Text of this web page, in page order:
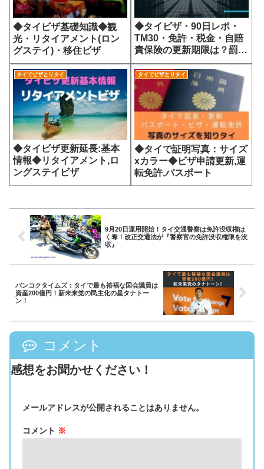
◆タイビザ基礎知識◆観
光・リタイアメント(ロン
グステイ)・移住ビザ
◆タイビザ・90日レポ・
TM30・免許・税金・自賠
責保険の更新期限は？罰金
は？
タイでビザとりタイ
◆タイビザ更新延長:基本
情報◆リタイアメント,ロ
ングステイビザ
タイでビザとりタイ
◆タイで証明写真：サイズ
xカラー◆ビザ申請更新,運
転免許,パスポート
9月20日運用開始！タイ交通警察は免許没収権は
く奪！改正交通法が『警察官の免許没収権限を没
収』
バンコクタイムズ：タイで最も裕福な国会議員は
資産200億円！新未来党の民主化の星タナトー
ン！
コメント
感想をお聞かせください！
メールアドレスが公開されることはありません。
コメント ※